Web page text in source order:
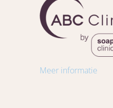
Meer informatie